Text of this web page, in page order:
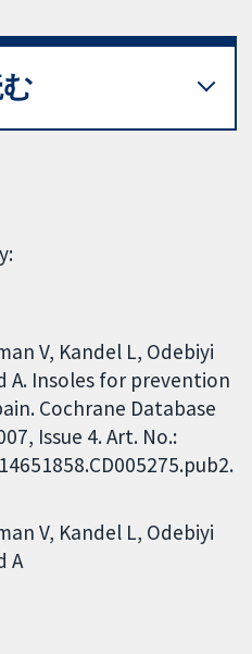
V, Kandel L, Odebiyi
A. Insoles for prevention
Cochrane Database
Issue 4. Art. No.:
V Kandel L Odebiyi
A